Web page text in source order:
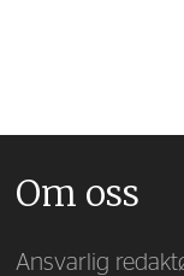
Om oss
Ansvarlig